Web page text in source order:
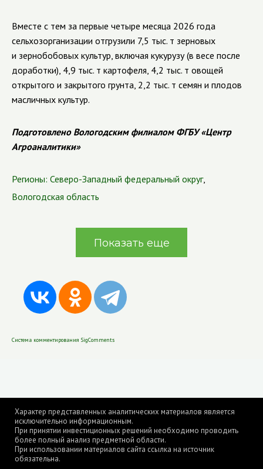
Вместе с тем за первые четыре месяца 2026 года
сельхозорганизации отгрузили 7,5 тыс. т зерновых
и зернобобовых культур, включая кукурузу (в весе после
доработки), 4,9 тыс. т картофеля, 4,2 тыс. т овощей
открытого и закрытого грунта, 2,2 тыс. т семян и плодов
масличных культур.
Подготовлено Вологодским филиалом ФГБУ «Центр
Агроаналитики»
Регионы: Северо-Западный федеральный округ,
Вологодская область
Показать еще
Система комментирования SigComments
Характер представленных аналитических материалов является
исключительно информационным.
При принятии инвестиционных решений необходимо проводить
более полный анализ предметной области.
При использовании материалов сайта ссылка на источник
обязательна.